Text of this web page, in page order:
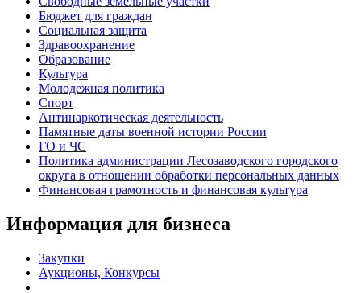
Бюджет для граждан
Социальная защита
Здравоохранение
Образование
Культура
Молодежная политика
Спорт
Антинаркотическая деятельность
Памятные даты военной истории России
ГО и ЧС
Политика администрации Лесозаводского городского
округа в отношении обработки персональных данных
Финансовая грамотность и финансовая культура
Информация для бизнеса
Закупки
Аукционы, Конкурсы